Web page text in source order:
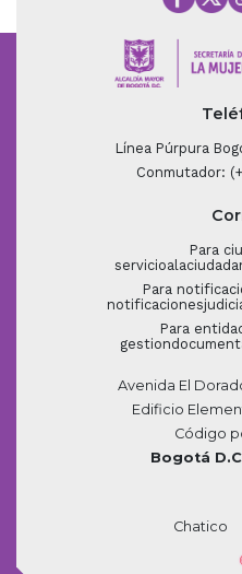
Línea Púrpura
Conmutador:
Para
Para
Para
Avenida El
Edificio
Código
Bogotá
Chatico